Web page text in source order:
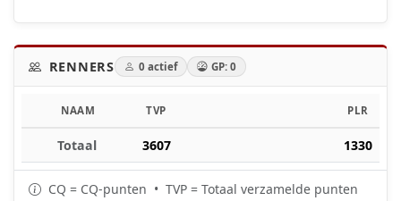
RENNERS 0 actief GP: 0
NAAM TVP PLR
Totaal 3607 1330
CQ = CQ-punten • TVP = Totaal verzamelde punten